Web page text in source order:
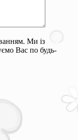
Ми із
Вас по будь-